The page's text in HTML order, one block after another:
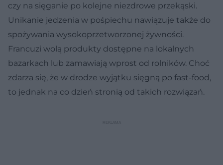
czy na sięganie po kolejne niezdrowe przekąski.
Unikanie jedzenia w pośpiechu nawiązuje także do
spożywania wysokoprzetworzonej żywności.
Francuzi wolą produkty dostępne na lokalnych
bazarkach lub zamawiają wprost od rolników. Choć
zdarza się, że w drodze wyjątku sięgną po fast-food,
to jednak na co dzień stronią od takich rozwiązań.